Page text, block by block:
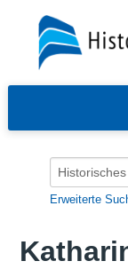
Erweiterte